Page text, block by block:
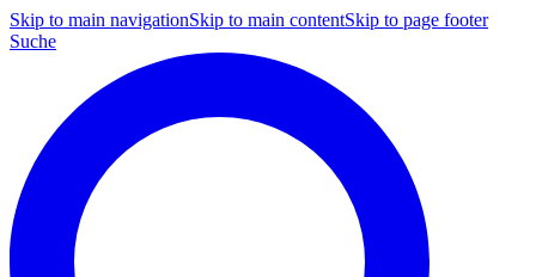
Skip to main navigationSkip to main contentSkip to page footer
Suche